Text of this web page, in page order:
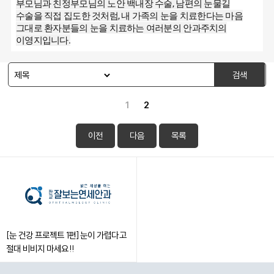
부모님과 친정부모님의 노안 백내장 수술, 남편의 눈물길
수술을 직접 집도한 것처럼, 내 가족의 눈을 치료한다는 마음
그대로 환자분들의 눈을 치료하는 여러분의 안과주치의
이영지입니다.
검색
1 2
이전 다음 목록
[눈 건강 프로젝트 1편] 눈이 가렵다고
절대 비비지 마세요!!